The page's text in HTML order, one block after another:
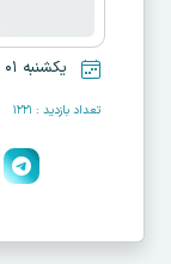
یکشنبه ۰۱ تیر ۱۴۰۴ - ۰۸:۰۶
تعداد بازدید : ۱۲۲۱